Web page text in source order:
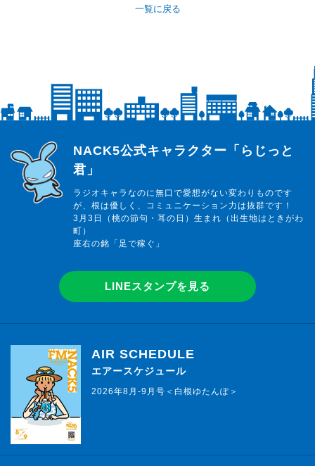
一覧に戻る
らじっと君
NACK5公式キャラクター「らじっと
君」
ラジオキャラなのに無口で愛想がない変わりものです
が、根は優しく、コミュニケーション力は抜群です！
3月3日（桃の節句・耳の日）生まれ（出生地はときがわ
町）
座右の銘「足で稼ぐ」
LINEスタンプを見る
AIR SCHEDULE
エアースケジュール
2026年8月-9月号＜白根ゆたんぽ＞